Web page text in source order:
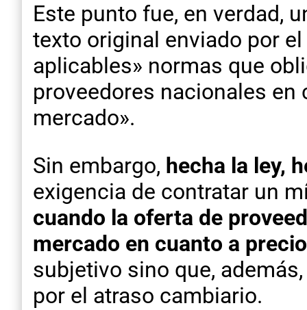
Este punto fue, en verdad,
texto original enviado por
aplicables» normas que
proveedores nacionales
mercado».
Sin embargo, hecha la ley,
exigencia de contratar un
cuando la oferta de
mercado en cuanto a
subjetivo sino que,
por el atraso cambiario.